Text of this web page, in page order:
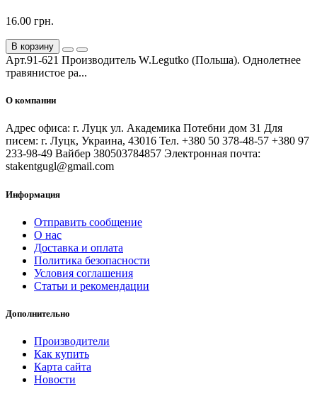
16.00 грн.
В корзину
Арт.91-621 Производитель W.Legutko (Польша). Однолетнее
травянистое ра...
О компании
Адрес офиса: г. Луцк ул. Академика Потебни дом 31 Для
писем: г. Луцк, Украина, 43016 Тел. +380 50 378-48-57 +380 97
233-98-49 Вайбер 380503784857 Электронная почта:
stakentgugl@gmail.com
Информация
Отправить сообщение
О нас
Доставка и оплата
Политика безопасности
Условия соглашения
Статьи и рекомендации
Дополнительно
Производители
Как купить
Карта сайта
Новости